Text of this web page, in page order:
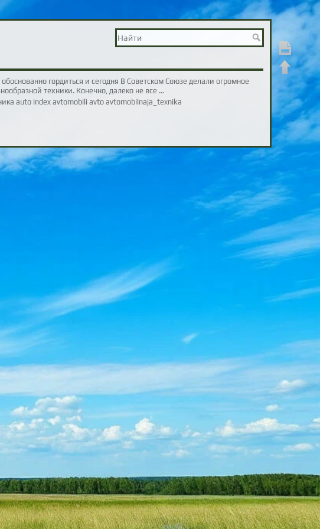
гордиться и сегодня В Советском Союзе делали огромное
техники. Конечно, далеко не все …
auto index avtomobili avto avtomobilnaja_texnika
Показать
Наверх